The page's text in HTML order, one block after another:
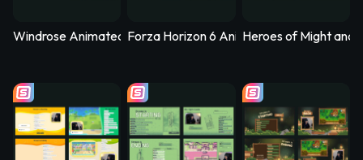
Windrose Animated Stream Overlay - Stormtide
Forza Horizon 6 Animated Stream
Heroes of Might and